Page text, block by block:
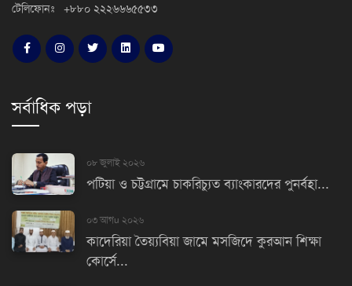
টেলিফোনঃ +৮৮০ ২২২৬৬৬৫৫৩৩
সর্বাধিক পড়া
০৮ জুলাই ২০২৬
পটিয়া ও চট্টগ্রামে চাকরিচ্যুত ব্যাংকারদের পুনর্বহা...
০৩ আগu ২০২৬
কাদেরিয়া তৈয়্যবিয়া জামে মসজিদে কুরআন শিক্ষা
কোর্সে...